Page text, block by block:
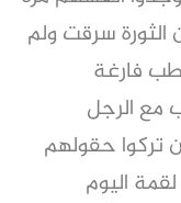
الثورة سرقت ولم
فارغة
مع الرجل
تركوا حقولهم
اليوم